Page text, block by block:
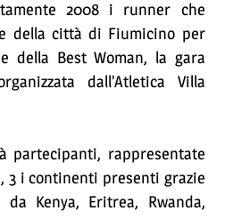
2008 i runner che
della città di Fiumicino per
della Best Woman, la gara
dall’Atletica Villa
partecipanti, rappresentate
3 i continenti presenti grazie
Kenya, Eritrea, Rwanda,